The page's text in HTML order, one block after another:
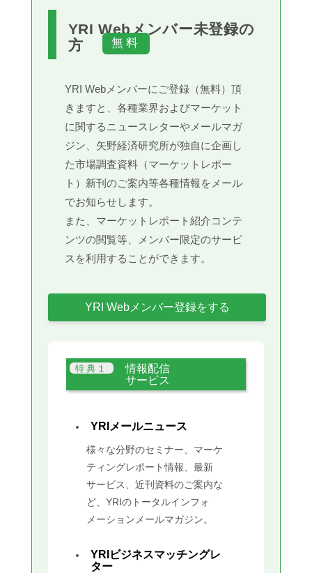
YRI Webメンバー未登録の
方
YRI Webメンバーにご登録（無料）頂
きますと、各種業界およびマーケット
に関するニュースレターやメールマガ
ジン、矢野経済研究所が独自に企画し
た市場調査資料（マーケットレポー
ト）新刊のご案内等各種情報をメール
でお知らせします。
また、マーケットレポート紹介コンテ
ンツの閲覧等、メンバー限定のサービ
スを利用することができます。
YRI Webメンバー登録をする
情報配信
サービス
YRIメールニュース
様々な分野のセミナー、マーケ
ティングレポート情報、最新
サービス、近刊資料のご案内な
ど、YRIのトータルインフォ
メーションメールマガジン。
YRIビジネスマッチングレ
ター